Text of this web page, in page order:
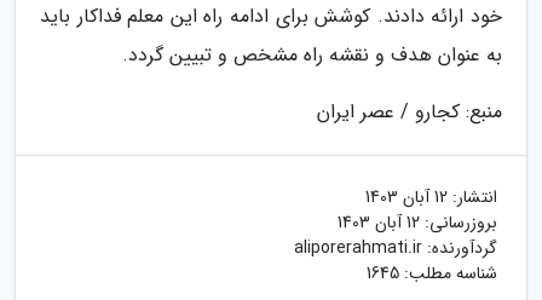
خود ارائه دادند. کوشش برای ادامه راه این معلم فداکار باید
به عنوان هدف و نقشه راه مشخص و تبیین گردد.
منبع: کجارو / عصر ایران
انتشار: 12 آبان 1403
بروزرسانی: 12 آبان 1403
گردآورنده: aliporerahmati.ir
شناسه مطلب: 1645